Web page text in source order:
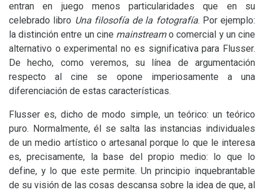
entran en juego menos particularidades que en su
celebrado libro Una filosofía de la fotografía. Por ejemplo:
la distinción entre un cine mainstreamo comercial y un cine
alternativo o experimental no es significativa para Flusser.
De hecho, como veremos, su línea de argumentación
respecto al cine se opone imperiosamente a una
diferenciación de estas características.
Flusser es, dicho de modo simple, un teórico: un teórico
puro. Normalmente, él se salta las instancias individuales
de un medio artístico o artesanal porque lo que le interesa
es, precisamente, la base del propio medio: lo que lo
define, y lo que este permite. Un principio inquebrantable
de su visión de las cosas descansa sobre la idea de que, al